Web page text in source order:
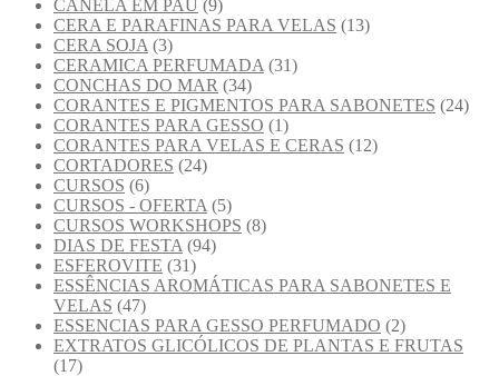
CANELA EM PAU (9)
CERA E PARAFINAS PARA VELAS (13)
CERA SOJA (3)
CERAMICA PERFUMADA (31)
CONCHAS DO MAR (34)
CORANTES E PIGMENTOS PARA SABONETES (24)
CORANTES PARA GESSO (1)
CORANTES PARA VELAS E CERAS (12)
CORTADORES (24)
CURSOS (6)
CURSOS - OFERTA (5)
CURSOS WORKSHOPS (8)
DIAS DE FESTA (94)
ESFEROVITE (31)
ESSÊNCIAS AROMÁTICAS PARA SABONETES E
VELAS (47)
ESSENCIAS PARA GESSO PERFUMADO (2)
EXTRATOS GLICÓLICOS DE PLANTAS E FRUTAS
(17)